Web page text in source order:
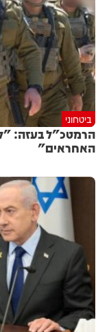
ביטחוני
הרמטכ"ל בעזה:
האחראים"